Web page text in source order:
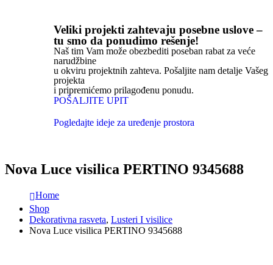
Veliki projekti zahtevaju posebne uslove –
tu smo da ponudimo rešenje!
Naš tim Vam može obezbediti poseban rabat za veće
narudžbine
u okviru projektnih zahteva. Pošaljite nam detalje Vašeg
projekta
i pripremićemo prilagođenu ponudu.
POŠALJITE UPIT
Pogledajte ideje za uređenje prostora
Nova Luce visilica PERTINO 9345688
Home
Shop
Dekorativna rasveta, Lusteri I visilice
Nova Luce visilica PERTINO 9345688